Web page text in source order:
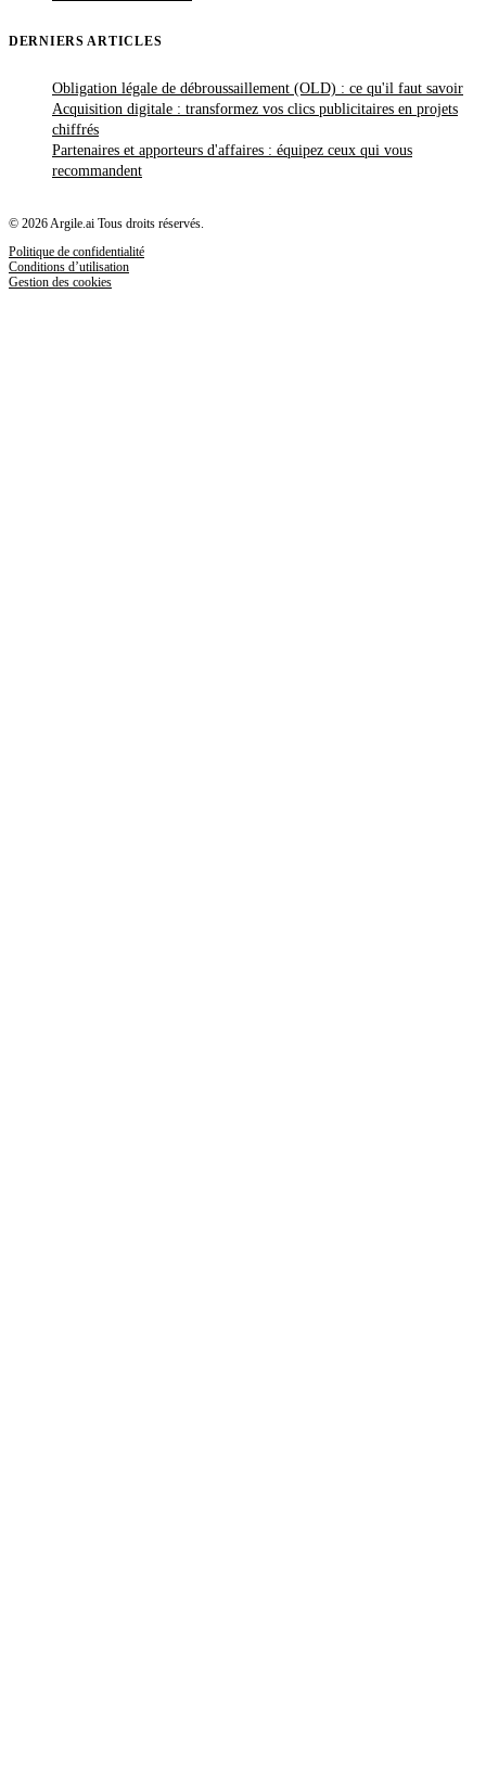
DERNIERS ARTICLES
Obligation légale de débroussaillement (OLD) : ce qu'il faut savoir
Acquisition digitale : transformez vos clics publicitaires en projets
chiffrés
Partenaires et apporteurs d'affaires : équipez ceux qui vous
recommandent
© 2026 Argile.ai Tous droits réservés.
Politique de confidentialité
Conditions d’utilisation
Gestion des cookies